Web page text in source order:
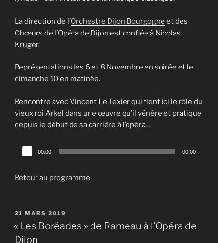
La direction de l’Orchestre Dijon Bourgogne et des
Chœurs de l’Opéra de Dijon est confiée à Nicolas
Kruger.
Représentations les 6 et 8 Novembre en soirée et le
dimanche 10 en matinée.
Rencontre avec Vincent Le Texier qui tient ici le rôle du
vieux roi Arkel dans une œuvre qu’il vénère et pratique
depuis le début de sa carrière à l’opéra…
Lecteur
audio
00:00 00:00
Retour au programme
PUBLIÉ
LE
21 MARS 2019
« Les Boréades » de Rameau à l’Opéra de
Dijon